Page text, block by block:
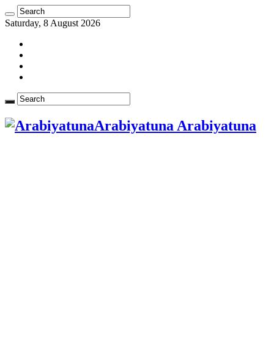
Saturday, 8 August 2026
Arabiyatuna Arabiyatuna